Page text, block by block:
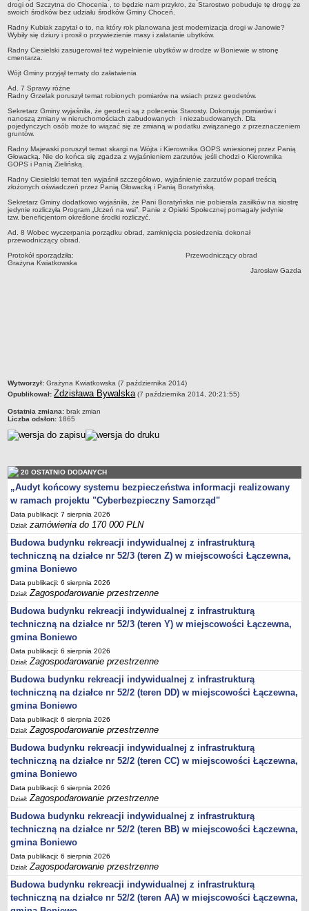
GMINNY KOMITET OCHRONY PAMIĘCI WALK I MĘCZEŃSTWA
Plany pracy
Sprawozdania
Startegia Rozwoju Gminy Boniewo 2025-2034
Program Ochrony Środowiska dla Gminy Boniewo na lata 2024-2028
z perspektywą do 2032 roku
Program Gospodarki Odpadami
Plan odnowy sołectwa Boniewo
Gminna komisja Profilaktyki i Rozwiązywania Problemów
alkoholowych
Strategia Rozwoju Turystycznego Gminy Boniewo
Program współpracy z organizacjami pozarządowymi
Program profilaktyki i rozwiązywania problemów alkoholowych
Lokalny program rozwoju Gminy Boniewo na lata 2012-2020
GMINNY PROGRAM PRZECIWDZIAŁANIA PRZEMOCY W
RODZINIE ORAZ OCHRONY OFIAR PRZEMOCY W RODZINIE
Wieloletni program gospodarowania mieszkaniowym zasobem
Gminy Boniewo
Regulamin dostarczania wody i odprowadzania ścieków na terenie
PROGRAM OSŁONOWY W ZAKRESIE DOŻYWIANIA POSIŁEK W
SZKOLE I W DOMU
Programu opieki nad zwierzętami bezdomnymi oraz zapobiegania
bezdomności zwierząt na terenie Gminy Boniewo
Gminny Program Opieki Nad Zabytkami Gminy Boniewo na lata
2023 - 2026
Program profilaktyki i wczesnego wykrywania osteoporozy wśród
mieszkańców Gminy Boniewo na lata 2023-2025”
Gminny Program Wspierania Rodziny dla Gminy Boniewo na lata
2024-2026
DRUKI
OŚWIADCZENIA MAJĄTKOWE
Oświadczenia majątkowe za 2025 rok
Kadencja 2024-2029
kadencja 2018-2023 - upływ kadencji rok 2024
oświadczenia mjątkowe Dyrektora Gminnej Biblioteki Publicznej
Objęcie funkcji Kierownika USC
Objęcie stanowiska Zastępcy Wójta Gminy
Oświadczenia majątkowe za 2023 rok
Oświadczenia majątkowe za 2022 rok
Oświadczenia majątkowe za 2021
Zakończenie pełnienia funkcji Dyrektora Zespołu Szkół w Boniewie
Objęcie funkcji Dyrektora Zespołu Szkół w Boniewie
Oświadczenia majątkowe za 2024 rok
Prezes SIM KZN KUJAWY
Kierownik Klubu Dziecięcego w Boniewie
KONTROLE
drogi od Szczytna do Chocenia , to będzie nam przykro, że Starostwo pobuduje tę drogę ze
swoich środków bez udziału środków Gminy Choceń.
Radny Kubiak zapytał o to, na który rok planowana jest modernizacja drogi w Janowie?
Wybiły się dziury i prosił o przywiezienie masy i załatanie ubytków.
Radny Ciesielski zasugerował też wypełnienie ubytków w drodze w Boniewie w stronę
cmentarza.
Wójt Gminy przyjął tematy do załatwienia
Ad. 7 Sprawy różne
Radny Grzelak poruszył temat robionych pomiarów na wsiach przez geodetów.
Sekretarz Gminy wyjaśniła, że geodeci są z polecenia Starosty. Dokonują pomiarów i
nanoszą zmiany w nieruchomościach zabudowanych i niezabudowanych. Dla
pojedynczych osób może to wiązać się ze zmianą w podatku związanego z przeznaczeniem
gruntów.
Radny Majewski poruszył temat skargi na Wójta i Kierownika GOPS wniesionej przez Panią
Głowacką. Nie do końca się zgadza z wyjaśnieniem zarzutów, jeśli chodzi o Kierownika
GOPS i Panią Zielińską.
Radny Ciesielski temat ten wyjaśnił szczegółowo, wyjaśnienie zarzutów poparł treścią
złożonych oświadczeń przez Panią Głowacką i Panią Boratyńską.
Sekretarz Gminy dodatkowo wyjaśniła, że Pani Boratyńska nie pobierała zasiłków na siostrę
jedynie rozliczyła Program „Uczeń na wsi”. Panie z Opieki Społecznej pomagały jedynie
tzw. beneficjentom określone środki rozliczyć.
Ad. 8 Wobec wyczerpania porządku obrad, zamknięcia posiedzenia dokonał
przewodniczący obrad.
Protokół sporządziła: Przewodniczący obrad
Grażyna Kwiatkowska
Jarosław Gazda
metryczka
Wytworzył: Grażyna Kwiatkowska (7 października 2014)
Opublikował: Zdzisława Bywalska(7 października 2014, 20:21:55)
Ostatnia zmiana: brak zmian
Liczba odsłon: 1865
20 OSTATNIO DODANYCH
„Audyt końcowy systemu bezpieczeństwa informacji realizowany
w ramach projektu "Cyberbezpieczny Samorząd"
Data publikacji: 7 sierpnia 2026
Dział:zamówienia do 170 000 PLN
Budowa budynku rekreacji indywidualnej z infrastrukturą
techniczną na działce nr 52/3 (teren Z) w miejscowości Łączewna,
gmina Boniewo
Data publikacji: 6 sierpnia 2026
Dział:Zagospodarowanie przestrzenne
Budowa budynku rekreacji indywidualnej z infrastrukturą
techniczną na działce nr 52/3 (teren Y) w miejscowości Łączewna,
gmina Boniewo
Data publikacji: 6 sierpnia 2026
Dział:Zagospodarowanie przestrzenne
Budowa budynku rekreacji indywidualnej z infrastrukturą
techniczną na działce nr 52/2 (teren DD) w miejscowości Łączewna,
gmina Boniewo
Data publikacji: 6 sierpnia 2026
Dział:Zagospodarowanie przestrzenne
Budowa budynku rekreacji indywidualnej z infrastrukturą
techniczną na działce nr 52/2 (teren CC) w miejscowości Łączewna,
gmina Boniewo
Data publikacji: 6 sierpnia 2026
Dział:Zagospodarowanie przestrzenne
Budowa budynku rekreacji indywidualnej z infrastrukturą
techniczną na działce nr 52/2 (teren BB) w miejscowości Łączewna,
gmina Boniewo
Data publikacji: 6 sierpnia 2026
Dział:Zagospodarowanie przestrzenne
Budowa budynku rekreacji indywidualnej z infrastrukturą
techniczną na działce nr 52/2 (teren AA) w miejscowości Łączewna,